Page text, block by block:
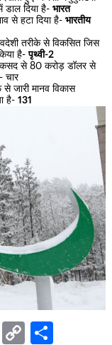
डाल दिया है-भारत
से हटा दिया है-भारतीय
तरीके से विकसित जिस
है-पृथ्वी-2
मकसद से 80 करोड़ डॉलर से
चार
जारी मानव विकास
है-131
Telegram
Copy